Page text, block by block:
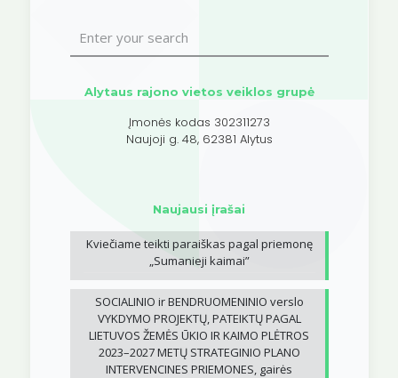
Alytaus rajono vietos veiklos grupė
Įmonės kodas 302311273
Naujoji g. 48, 62381 Alytus
Naujausi įrašai
Kviečiame teikti paraiškas pagal priemonę
„Sumanieji kaimai”
SOCIALINIO ir BENDRUOMENINIO verslo
VYKDYMO PROJEKTŲ, PATEIKTŲ PAGAL
LIETUVOS ŽEMĖS ŪKIO IR KAIMO PLĖTROS
2023–2027 METŲ STRATEGINIO PLANO
INTERVENCINES PRIEMONES, gairės